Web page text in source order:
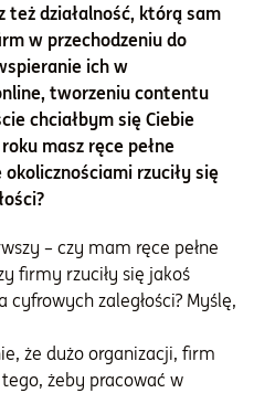
też działalność, którą sam
w przechodzeniu do
ich w
tworzeniu contentu
chciałbym się Ciebie
masz ręce pełne
rzuciły się
– czy mam ręce pełne
firmy rzuciły się jakoś
zaległości? Myślę,
że dużo organizacji, firm
żeby pracować w